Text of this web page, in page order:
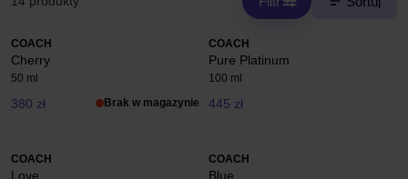
COACH
Cherry
50 ml
380 zł Brak w magazynie
COACH
Pure Platinum
100 ml
445 zł
COACH
Love
COACH
Blue